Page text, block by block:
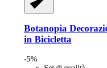
Botanopia
in Bicicletta
-5%